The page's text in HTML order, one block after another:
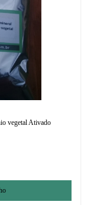
vegetal Ativado